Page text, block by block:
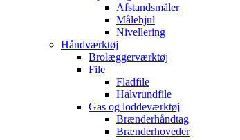
Afstandsmåler
Målehjul
Nivellering
Håndværktøj
Brolæggerværktøj
File
Fladfile
Halvrundfile
Gas og loddeværktøj
Brænderhåndtag
Brænderhoveder